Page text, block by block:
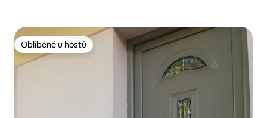
Oblíbené u hostů
Oblíbené u hostů